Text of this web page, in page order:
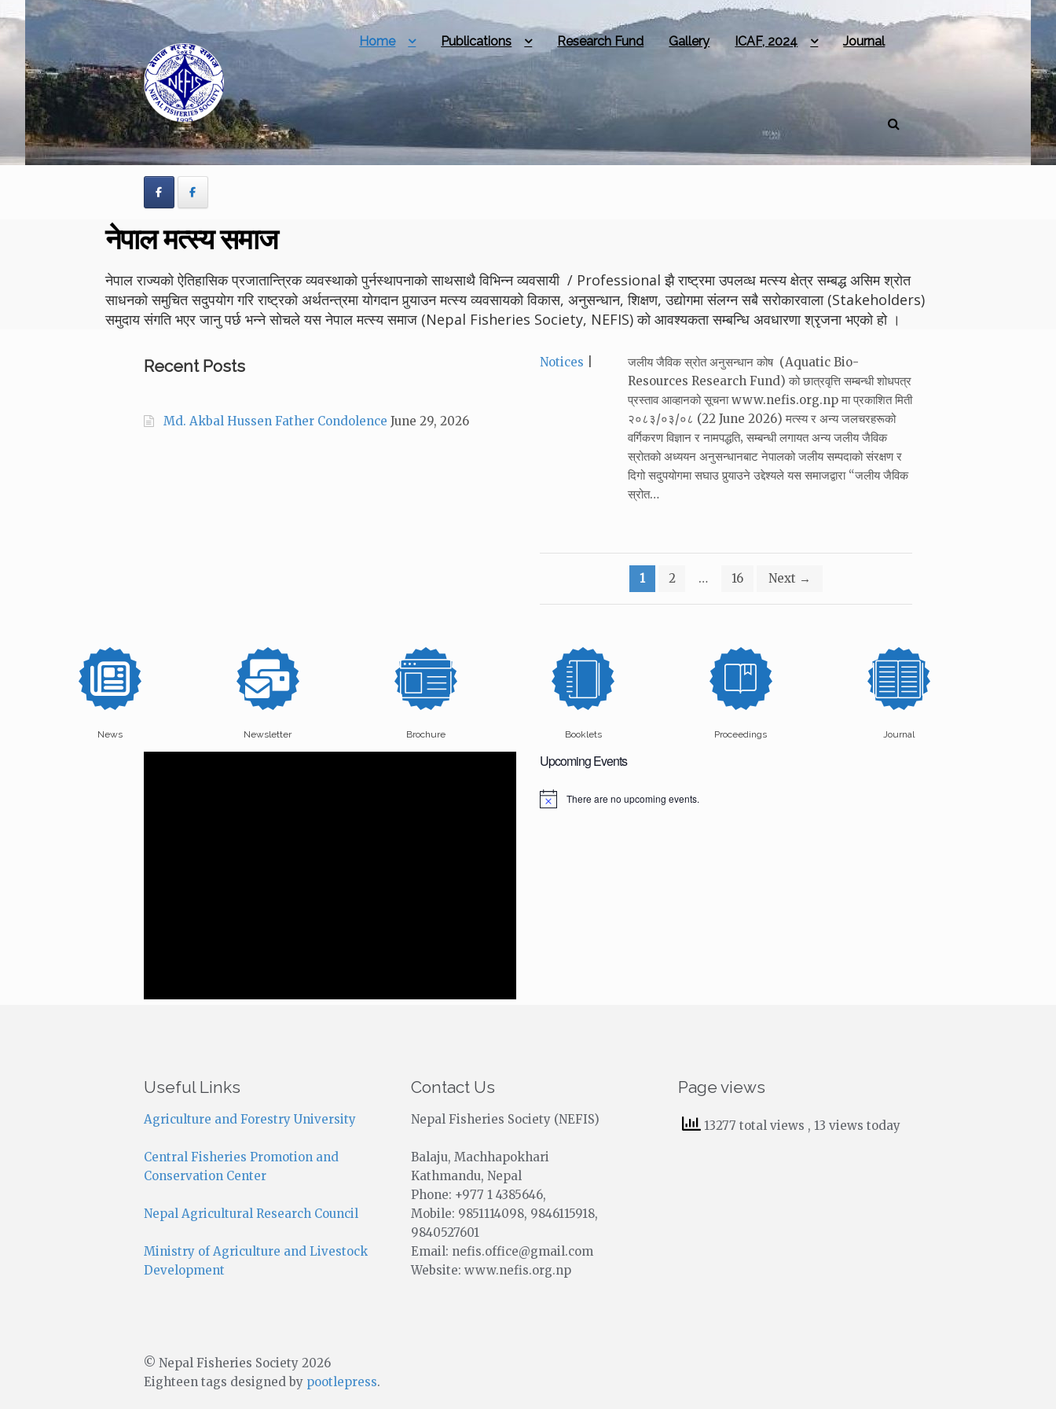
Skip
to
navigation
Skip
to
content
Home Publications Research Fund Gallery ICAF, 2024 Journal
नेपाल मत्स्य समाज
नेपाल राज्यको ऐतिहासिक प्रजातान्त्रिक व्यवस्थाको पुर्नस्थापनाको साथसाथै विभिन्न व्यवसायी / Professional झै राष्ट्रमा उपलव्ध मत्स्य क्षेत्र सम्बद्ध असिम श्रोत
साधनको समुचित सदुपयोग गरि राष्ट्रको अर्थतन्त्रमा योगदान पुर्‍याउन मत्स्य व्यवसायको विकास, अनुसन्धान, शिक्षण, उद्योगमा संलग्न सबै सरोकारवाला (Stakeholders)
समुदाय संगति भएर जानु पर्छ भन्ने सोचले यस नेपाल मत्स्य समाज (Nepal Fisheries Society, NEFIS) को आवश्यकता सम्बन्धि अवधारणा श्रृजना भएको हो ।
Recent Posts
Md. Akbal Hussen Father Condolence June 29, 2026
Categories:
Notices
जलीय जैविक स्रोत अनुसन्धान कोष (Aquatic Bio-
Resources Research Fund) को छात्रवृत्ति सम्बन्धी शोधपत्र
प्रस्ताव आव्हानको सूचना www.nefis.org.np मा प्रकाशित मिती
२०८३/०३/०८ (22 June 2026) मत्स्य र अन्य जलचरहरूको
वर्गिकरण विज्ञान र नामपद्धति‚ सम्बन्धी लगायत अन्य जलीय जैविक
स्रोतको अध्ययन अनुसन्धानबाट नेपालको जलीय सम्पदाको संरक्षण र
दिगो सदुपयोगमा सघाउ पुर्‍याउने उद्देश्यले यस समाजद्वारा “जलीय जैविक
स्रोत…
pagination
1 2 … 16 Next →
News Newsletter Brochure Booklets Proceedings Journal
Upcoming Events
N
There are no upcoming events.
Useful Links
Agriculture and Forestry University
Central Fisheries Promotion and
Conservation Center
Nepal Agricultural Research Council
Ministry of Agriculture and Livestock
Development
Contact Us
Nepal Fisheries Society (NEFIS)
Balaju, Machhapokhari
Kathmandu, Nepal
Phone: +977 1 4385646,
Mobile: 9851114098, 9846115918,
9840527601
Email: nefis.office@gmail.com
Website: www.nefis.org.np
Page views
13277 total views , 13 views today
© Nepal Fisheries Society 2026
Eighteen tags designed by pootlepress.